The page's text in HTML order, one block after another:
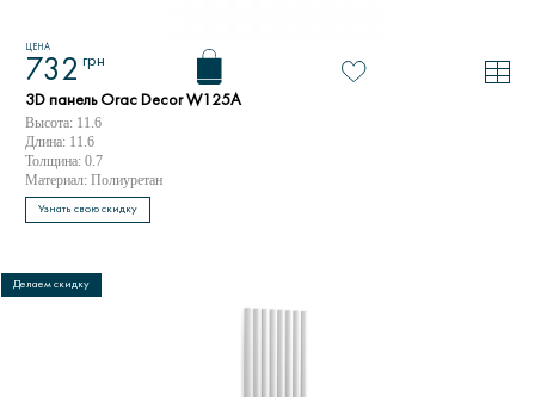
ЦЕНА
732 грн
3D панель Orac Decor W125A
Высота: 11.6
Длина: 11.6
Толщина: 0.7
Материал: Полиуретан
Узнать свою скидку
Делаем скидку